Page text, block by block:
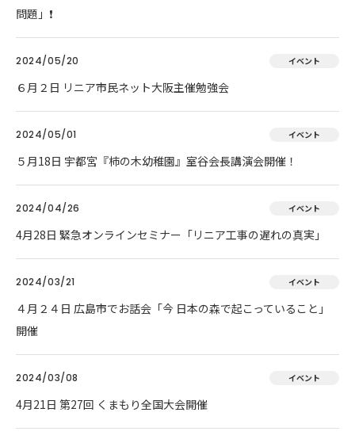
問題」❗
2024/05/20 イベント
６月２日 リニア市民ネット大阪主催勉強会
2024/05/01 イベント
５月18日 宇都宮『柿の木幼稚園』室谷会長講演会開催！
2024/04/26 イベント
4月28日 緊急オンラインセミナー「リニア工事の遅れの真実」
2024/03/21 イベント
４月２４日 広島市でお話会「今 日本の森で起こっていること」
開催
2024/03/08 イベント
4月21日 第27回 くまもり全国大会開催